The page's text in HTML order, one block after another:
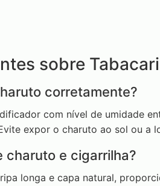
sobre
corretamente?
com nível de umidade
expor o charuto ao sol ou a
charuto e cigarrilha?
longa e capa natural,